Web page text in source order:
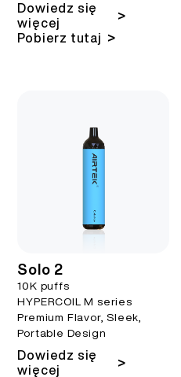
Dowiedz się
więcej
>
Pobierz tutaj >
Solo 2
10K puffs
HYPERCOIL M series
Premium Flavor, Sleek,
Portable Design
Dowiedz się
więcej
>